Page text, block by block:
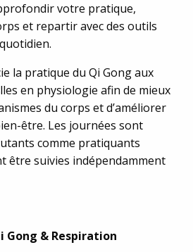
votre pratique,
et repartir avec des outils
la pratique du Qi Gong aux
en physiologie afin de mieux
du corps et d’améliorer
être. Les journées sont
comme pratiquants
être suivies indépendamment
Gong & Respiration